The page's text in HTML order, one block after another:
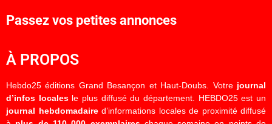
Passez vos petites annonces
À PROPOS
Hebdo25 éditions Grand Besançon et Haut-Doubs. Votre journal
d’infos localesle plus diffusé du département. HEBDO25 est un
journal hebdomadaired’informations locales de proximité diffusé